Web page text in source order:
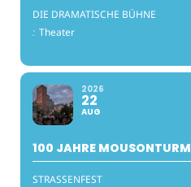
DIE DRAMATISCHE BÜHNE
: Theater
2026
22
AUG
100 JAHRE MOUSONTURM
STRASSENFEST